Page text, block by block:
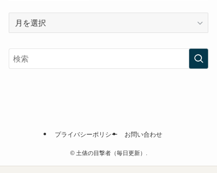
事
＆
プライバシーポリシー お問い合わせ
©土俵の目撃者（毎日更新）.